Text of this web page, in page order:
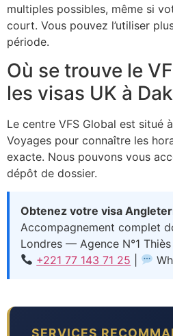
multiples possibles, même si
court. Vous pouvez l’utiliser
période.
Où se trouve le
les visas UK à
Le centre VFS Global est situé
Voyages pour connaître les
exacte. Nous pouvons vous
dépôt de dossier.
Obtenez votre visa
Accompagnement complet
Londres — Agence N°1
+221 77 143 71 25
SERVICES